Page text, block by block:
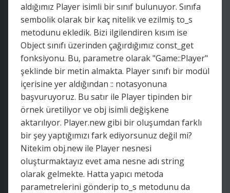
aldığımız Player isimli bir sınıf bulunuyor. Sınıfa
sembolik olarak bir kaç nitelik ve ezilmiş to_s
metodunu ekledik. Bizi ilgilendiren kısım ise
Object sınıfı üzerinden çağırdığımız const_get
fonksiyonu. Bu, parametre olarak "Game::Player"
şeklinde bir metin almakta. Player sınıfı bir modül
içerisine yer aldığından :: notasyonuna
başvuruyoruz. Bu satır ile Player tipinden bir
örnek üretiliyor ve obj isimli değişkene
aktarılıyor. Player.new gibi bir oluşumdan farklı
bir şey yaptığımızı fark ediyorsunuz değil mi?
Nitekim obj.new ile Player nesnesi
oluşturmaktayız evet ama nesne adı string
olarak gelmekte. Hatta yapıcı metoda
parametrelerini gönderip to_s metodunu da